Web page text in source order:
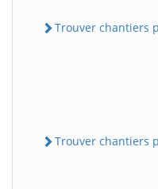
Trouver chantiers
Trouver chantiers